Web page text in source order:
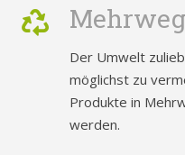
Der Umwelt
möglichst zu
Produkte in
werden.